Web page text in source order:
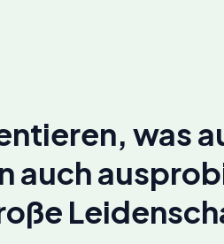
was
auch